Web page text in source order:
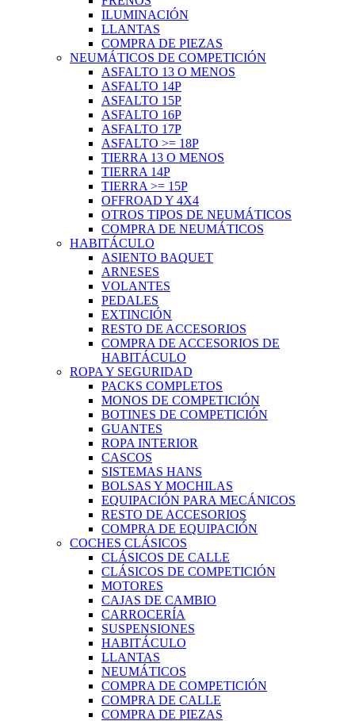
ILUMINACIÓN
LLANTAS
COMPRA DE PIEZAS
NEUMÁTICOS DE COMPETICIÓN
ASFALTO 13 O MENOS
ASFALTO 14P
ASFALTO 15P
ASFALTO 16P
ASFALTO 17P
ASFALTO >= 18P
TIERRA 13 O MENOS
TIERRA 14P
TIERRA >= 15P
OFFROAD Y 4X4
OTROS TIPOS DE NEUMÁTICOS
COMPRA DE NEUMÁTICOS
HABITÁCULO
ASIENTO BAQUET
ARNESES
VOLANTES
PEDALES
EXTINCIÓN
RESTO DE ACCESORIOS
COMPRA DE ACCESORIOS DE
HABITÁCULO
ROPA Y SEGURIDAD
PACKS COMPLETOS
MONOS DE COMPETICIÓN
BOTINES DE COMPETICIÓN
GUANTES
ROPA INTERIOR
CASCOS
SISTEMAS HANS
BOLSAS Y MOCHILAS
EQUIPACIÓN PARA MECÁNICOS
RESTO DE ACCESORIOS
COMPRA DE EQUIPACIÓN
COCHES CLÁSICOS
CLÁSICOS DE CALLE
CLÁSICOS DE COMPETICIÓN
MOTORES
CAJAS DE CAMBIO
CARROCERÍA
SUSPENSIONES
HABITÁCULO
LLANTAS
NEUMÁTICOS
COMPRA DE COMPETICIÓN
COMPRA DE CALLE
COMPRA DE PIEZAS